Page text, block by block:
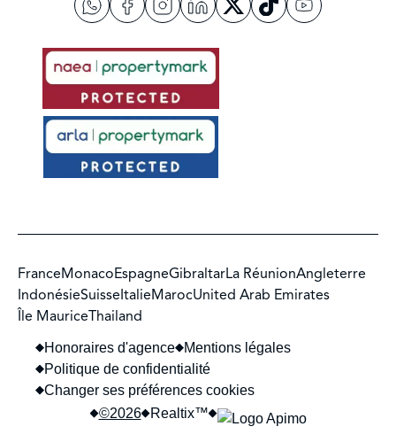
FranceMonacoEspagneGibraltarLa RéunionAngleterre
IndonésieSuisseItalieMarocUnited Arab Emirates
Île MauriceThailand
©2026 Realtix™
Honoraires d'agence
Mentions légales
Politique de confidentialité
Changer ses préférences cookies